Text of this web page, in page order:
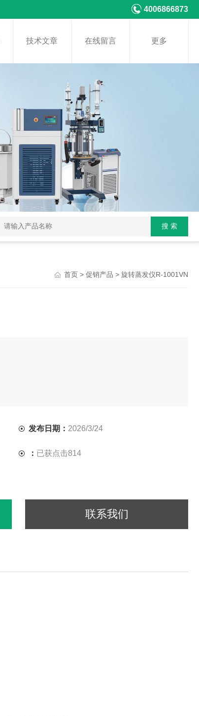
4006866873
技术文章 在线留言 更多
首页 > 促销产品 > 旋转蒸发仪R-1001VN
发布日期： 2026/3/24
： 已获点击814
联系我们